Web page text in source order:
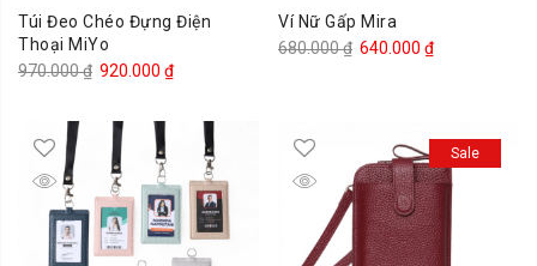
Túi Đeo Chéo Đựng Điện
Thoại MiYo
970.000₫ Giá
970.000 ₫.
920.000 ₫Giá
920.000 ₫.
Ví Nữ Gấp Mira
680.000₫ Giá
640.000 ₫Giá
640.000 ₫.
Sale